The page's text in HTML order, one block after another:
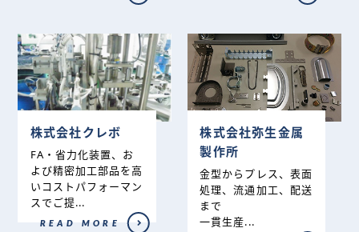
株式会社クレボ
FA・省力化装置、お
よび精密加工部品を高
いコストパフォーマン
スでご提...
READ MORE
株式会社弥生金属
製作所
金型からプレス、表面
処理、流通加工、配送
まで
一貫生産...